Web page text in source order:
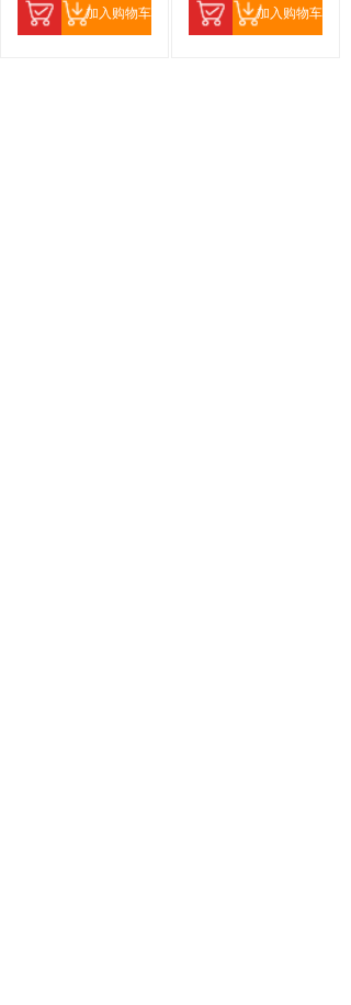
加入购物车 加入购物车